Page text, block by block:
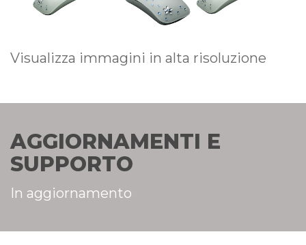
Visualizza immagini in alta risoluzione
AGGIORNAMENTI E
SUPPORTO
In aggiornamento